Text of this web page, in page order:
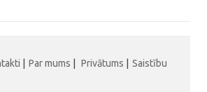
Par mums Privātums
Saistību